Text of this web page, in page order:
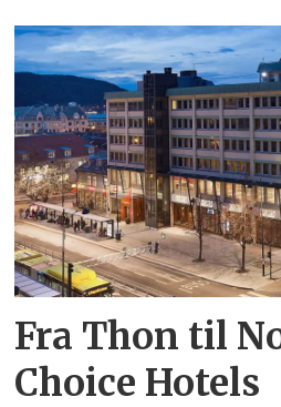
Fra Thon til
Choice Hotels